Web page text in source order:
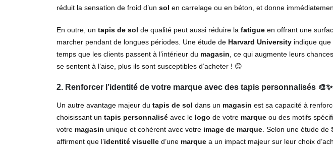
réduit la sensation de froid d’un sol en carrelage ou en béton, et donne
En outre, un tapis de sol de qualité peut aussi réduire la fatigue en offrant une
marcher pendant de longues périodes. Une étude de Harvard University indique
temps que les clients passent à l’intérieur du magasin , ce qui augmente leurs
se sentent à l’aise, plus ils sont susceptibles d’acheter ! 😊
2. Renforcer l’identité de votre marque avec des tapis personnalisés 🎨✨
Un autre avantage majeur du tapis de sol dans un magasin est sa capacité à
choisissant un tapis personnalisé avec le logo de votre marque ou des motifs
votre magasin unique et cohérent avec votre image de marque . Selon une étude de
affirment que l’identité visuelle d’une marque a un impact majeur sur leur choix